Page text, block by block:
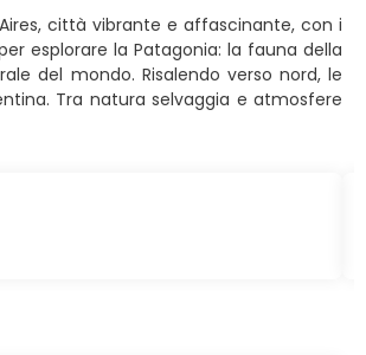
città vibrante e affascinante, con i
esplorare la Patagonia: la fauna della
del mondo. Risalendo verso nord, le
Tra natura selvaggia e atmosfere